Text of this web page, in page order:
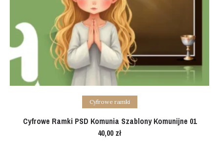
Add to cart
Cyfrowe ramki
Cyfrowe Ramki PSD Komunia Szablony Komunijne 01
40,00 zł